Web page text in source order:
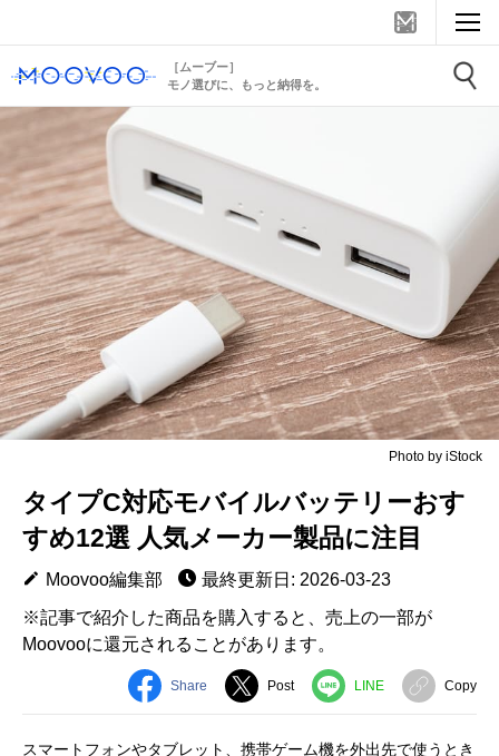
［ムーブー］
モノ選びに、もっと納得を。
Photo by iStock
タイプC対応モバイルバッテリーおす
すめ12選 人気メーカー製品に注目
Moovoo編集部
最終更新日: 2026-03-23
※記事で紹介した商品を購入すると、売上の一部が
Moovooに還元されることがあります。
Share Post LINE Copy
スマートフォンやタブレット、携帯ゲーム機を外出先で使うとき